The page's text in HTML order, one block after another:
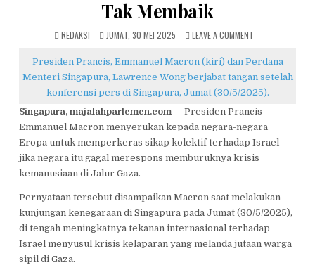
Tak Membaik
AUTHOR:
REDAKSI
PUBLISHED
JUMAT, 30 MEI 2025 LEAVE A COMMENT
DESAK
PERKERAS
SIKAP
TERHADAP
ISRAEL
JIKA
GAZA
TAK
Presiden Prancis, Emmanuel Macron (kiri) dan Perdana
Menteri Singapura, Lawrence Wong berjabat tangan setelah
konferensi pers di Singapura, Jumat (30/5/2025).
Singapura, majalahparlemen.com — Presiden Prancis
Emmanuel Macron menyerukan kepada negara-negara
Eropa untuk memperkeras sikap kolektif terhadap Israel
jika negara itu gagal merespons memburuknya krisis
kemanusiaan di Jalur Gaza.
Pernyataan tersebut disampaikan Macron saat melakukan
kunjungan kenegaraan di Singapura pada Jumat (30/5/2025),
di tengah meningkatnya tekanan internasional terhadap
Israel menyusul krisis kelaparan yang melanda jutaan warga
sipil di Gaza.